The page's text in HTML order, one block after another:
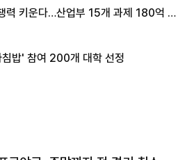
력 키운다…산업부 15개 과제 180억 지
밥' 참여 200개 대학 선정